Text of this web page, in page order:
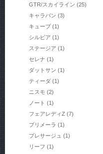
GTR/スカイライン (25)
キャラバン (3)
キューブ (1)
シルビア (1)
ステージア (1)
セレナ (1)
ダットサン (1)
ティーダ (1)
ニスモ (2)
ノート (1)
フェアレディZ (7)
プリメーラ (1)
プレサージュ (1)
リーフ (1)